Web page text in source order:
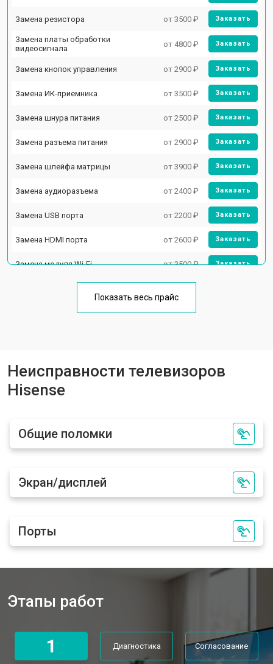
Замена резистора от 3500 ₽ Заказать
Замена платы обработки
видеосигнала
от 4800 ₽ Заказать
Замена кнопок управления от 2900 ₽ Заказать
Замена ИК-приемника от 3500 ₽ Заказать
Замена шнура питания от 2500 ₽ Заказать
Замена разъема питания от 2900 ₽ Заказать
Замена шлейфа матрицы от 3900 ₽ Заказать
Замена аудиоразъема от 2400 ₽ Заказать
Замена USB порта от 2200 ₽ Заказать
Замена HDMI порта от 2600 ₽ Заказать
Замена модуля Wi-Fi от 3500 ₽ Заказать
Ремонт блока управления от 3100 ₽
Hisense
Прошивка телевизора Hisense
Показать весь прайс
Неисправности телевизоров
Hisense
Общие поломки
Экран/дисплей
Порты
Этапы работ
1 Диагностика Согласование